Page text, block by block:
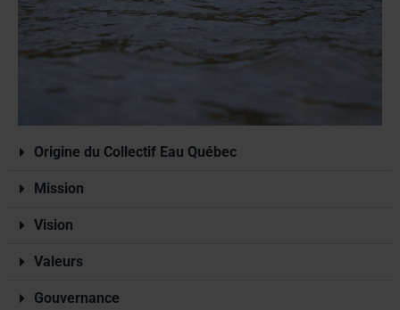
Origine du Collectif Eau Québec
Mission
Vision
Valeurs
Gouvernance